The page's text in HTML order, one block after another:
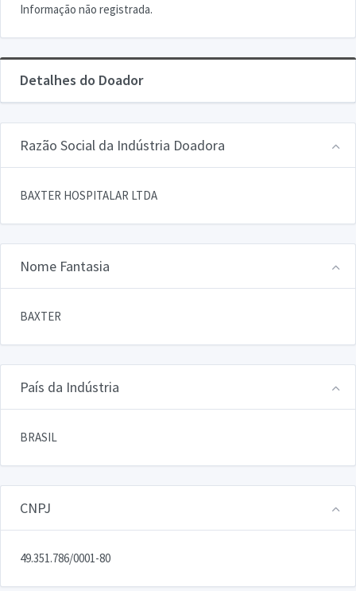
Informação não registrada.
Detalhes do Doador
Razão Social da Indústria Doadora
BAXTER HOSPITALAR LTDA
Nome Fantasia
BAXTER
País da Indústria
BRASIL
CNPJ
49.351.786/0001-80